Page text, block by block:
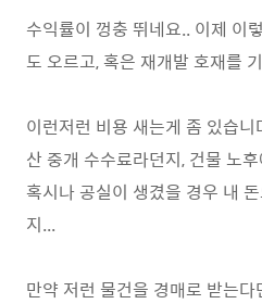
수익률이 껑충 뛰네요.. 이제 이
도 오르고, 혹은 재개발 호재를
이런저런 비용 새는게 좀 있습
산 중개 수수료라던지, 건물 노
혹시나 공실이 생겼을 경우 내
지...
만약 저런 물건을 경매로 받는